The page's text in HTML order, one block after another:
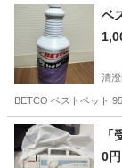
神奈川 藤沢市 ベ
清
BETCO ベストベット
東京 江東区
0円